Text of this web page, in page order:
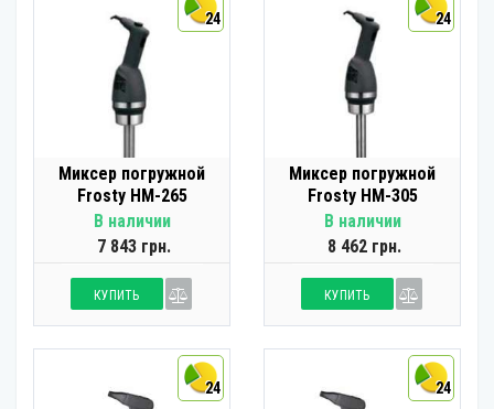
24
Миксер погружной
Frosty HM-265
В наличии
7 843 грн.
КУПИТЬ
24
Миксер погружной
Frosty HM-305
В наличии
8 462 грн.
КУПИТЬ
24 24